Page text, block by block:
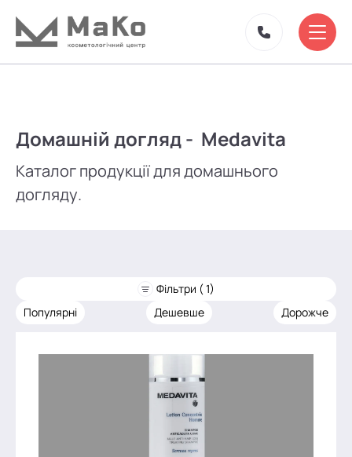
Домашній догляд - Medavita
Каталог продукції для домашнього
догляду.
Фільтри ( 1)
Популярні
Дешевше Дорожче